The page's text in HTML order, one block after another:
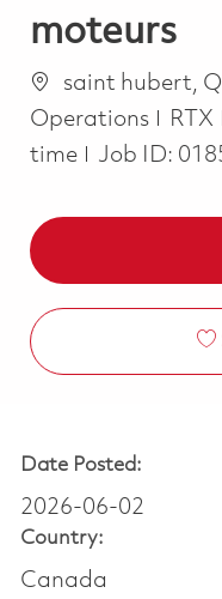
moteurs
Location
saint hubert,
Operations
RTX
time
Job ID:
Date Posted:
2026-06-02
Country:
Canada